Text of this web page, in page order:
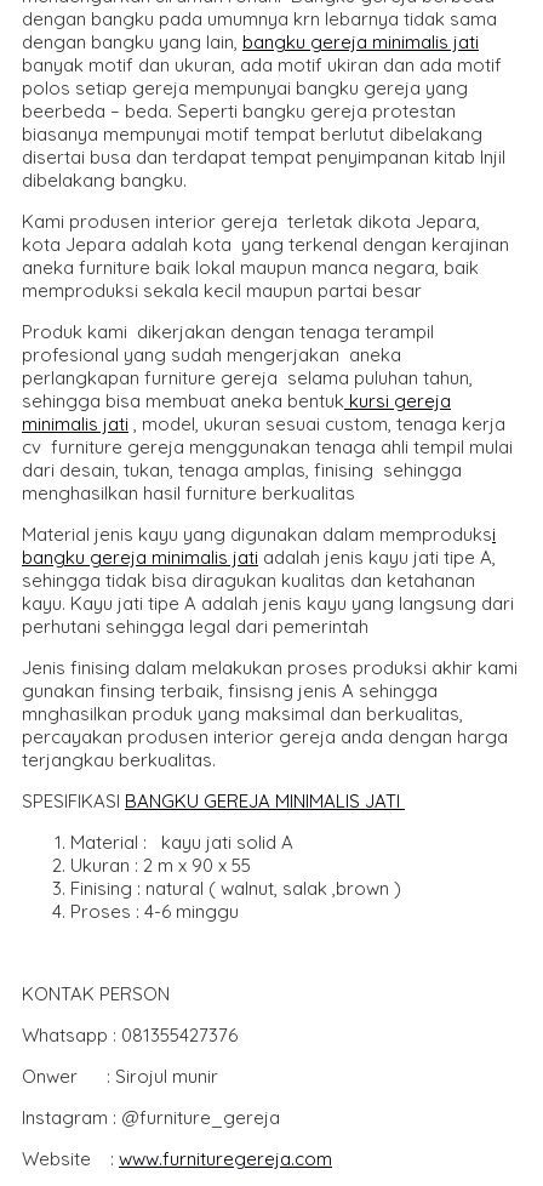
dengan bangku pada umumnya krn lebarnya tidak sama
dengan bangku yang lain, bangku gereja minimalis jati
banyak motif dan ukuran, ada motif ukiran dan ada motif
polos setiap gereja mempunyai bangku gereja yang
beerbeda – beda. Seperti bangku gereja protestan
biasanya mempunyai motif tempat berlutut dibelakang
disertai busa dan terdapat tempat penyimpanan kitab Injil
dibelakang bangku.
Kami produsen interior gereja terletak dikota Jepara,
kota Jepara adalah kota yang terkenal dengan kerajinan
aneka furniture baik lokal maupun manca negara, baik
memproduksi sekala kecil maupun partai besar
Produk kami dikerjakan dengan tenaga terampil
profesional yang sudah mengerjakan aneka
perlangkapan furniture gereja selama puluhan tahun,
sehingga bisa membuat aneka bentuk kursi gereja
minimalis jati , model, ukuran sesuai custom, tenaga kerja
cv furniture gereja menggunakan tenaga ahli tempil mulai
dari desain, tukan, tenaga amplas, finising sehingga
menghasilkan hasil furniture berkualitas
Material jenis kayu yang digunakan dalam memproduksi
bangku gereja minimalis jati adalah jenis kayu jati tipe A,
sehingga tidak bisa diragukan kualitas dan ketahanan
kayu. Kayu jati tipe A adalah jenis kayu yang langsung dari
perhutani sehingga legal dari pemerintah
Jenis finising dalam melakukan proses produksi akhir kami
gunakan finsing terbaik, finsisng jenis A sehingga
mnghasilkan produk yang maksimal dan berkualitas,
percayakan produsen interior gereja anda dengan harga
terjangkau berkualitas.
SPESIFIKASI BANGKU GEREJA MINIMALIS JATI
Material : kayu jati solid A
Ukuran : 2 m x 90 x 55
Finising : natural ( walnut, salak ,brown )
Proses : 4-6 minggu
KONTAK PERSON
Whatsapp : 081355427376
Onwer : Sirojul munir
Instagram : @furniture_gereja
Website : www.furnituregereja.com